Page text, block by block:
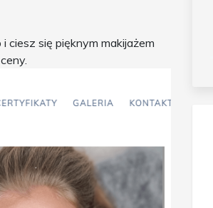
ciesz się pięknym makijażem